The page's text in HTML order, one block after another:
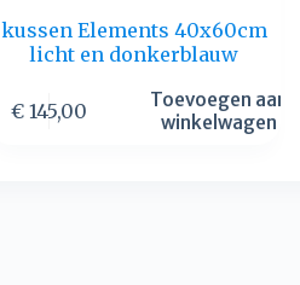
kussen Elements 40x60cm
licht en donkerblauw
€ 145,00
Toevoegen aan
winkelwagen